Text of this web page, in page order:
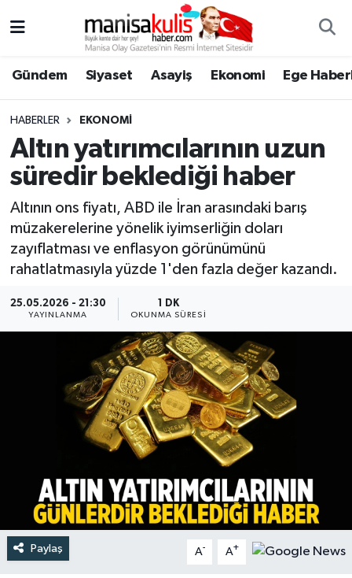
Gündem Siyaset Asayiş Ekonomi Ege
HABERLER EKONOMI
Altın yatırımcılarının uzun
süredir beklediği haber
Altının ons fiyatı, ABD ile İran arasındaki barış
müzakerelerine yönelik iyimserliğin doları
zayıflatması ve enflasyon görünümünü
rahatlatmasıyla yüzde 1'den fazla değer kazandı.
25.05.2026 - 21:30
YAYINLANMA
1 DK
OKUNMA SÜRESI
Paylaş A- A+
Ege Haberleri
Ekonomi
Genel
Gündem
Resmi İlan
Siyaset
Türkiye
Yaşam
Yunusemre Hava Durumu
Yunusemre Trafik Yoğunluk Haritası
Süper Lig Puan Durumu ve Fikstür
Tüm Manşetler
Son Dakika Haberleri
Haber Arşivi